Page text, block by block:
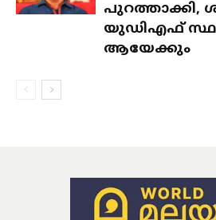
പുറത്താക്കി,
യുഡിഎഫ്
ആയേക്കും